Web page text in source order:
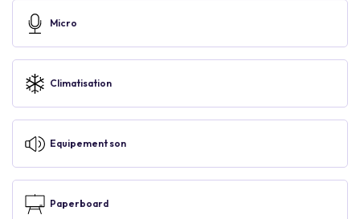
Micro
Climatisation
Equipement son
Paperboard